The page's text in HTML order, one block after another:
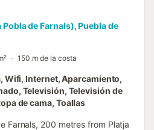
de Farnals), Puebla de
150 m de la costa
Wifi, Internet, Aparcamiento,
Televisión, Televisión de
de cama, Toallas
Farnals, 200 metres from Platja